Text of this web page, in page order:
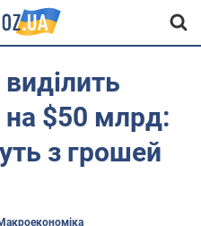
на $50 млрд:
з грошей